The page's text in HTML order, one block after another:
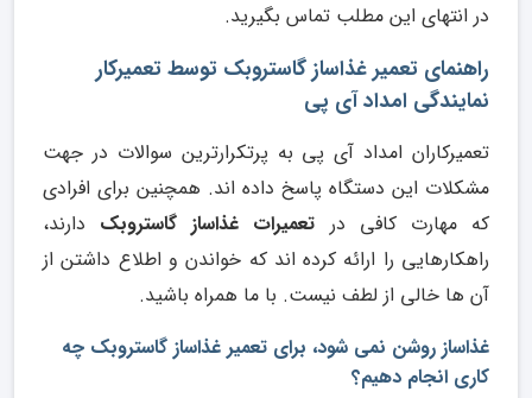
در انتهای این مطلب تماس بگیرید.
راهنمای تعمیر غذاساز گاستروبک توسط تعمیرکار
نمایندگی امداد آی پی
تعمیرکاران امداد آی پی به پرتکرارترین سوالات در جهت
مشکلات این دستگاه پاسخ داده اند. همچنین برای افرادی
که مهارت کافی در تعمیرات غذاساز گاستروبک دارند،
راهکارهایی را ارائه کرده اند که خواندن و اطلاع داشتن از
آن ها خالی از لطف نیست. با ما همراه باشید.
غذاساز روشن نمی شود، برای تعمیر غذاساز گاستروبک چه
کاری انجام دهیم؟